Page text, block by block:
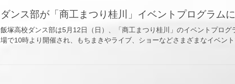
ダンス部が「商工まつり桂川」イベントプログラム
飯塚高校ダンス部は5月12日（日）、「商工まつり桂川」のイベントプロ
場で10時より開催され、もちまきやライブ、ショーなどさまざまなイベン